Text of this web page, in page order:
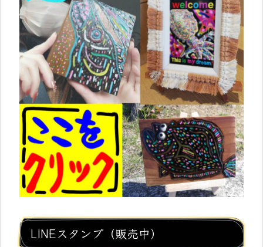
LINEスタンプ（販売中）